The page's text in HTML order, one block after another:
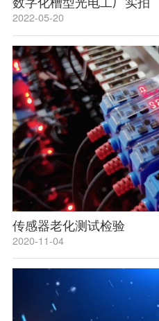
2022-05-20
传感器老化测试检验
2020-11-04